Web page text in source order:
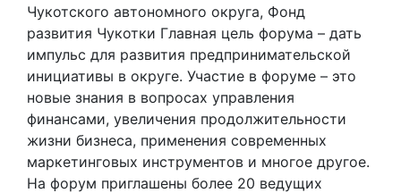
Чукотского автономного округа, Фонд
развития Чукотки Главная цель форума – дать
импульс для развития предпринимательской
инициативы в округе. Участие в форуме – это
новые знания в вопросах управления
финансами, увеличения продолжительности
жизни бизнеса, применения современных
маркетинговых инструментов и многое другое.
На форум приглашены более 20 ведущих